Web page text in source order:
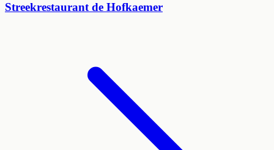
Streekrestaurant de Hofkaemer